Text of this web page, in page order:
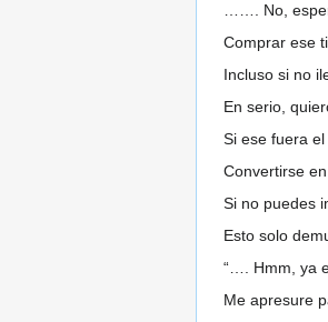
……. No,
Comprar ese
Incluso si no
En serio,
Si ese fuera
Convertirse
Si no puedes
Esto solo
“…. Hmm, ya
Me apresure